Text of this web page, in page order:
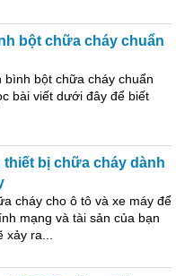
bột chữa cháy chuẩn
bình bột chữa cháy chuẩn
bài viết dưới đây để biết
bị chữa cháy dành
cháy cho ô tô và xe máy để
mạng và tài sản của bạn
ra...